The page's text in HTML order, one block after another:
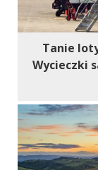
Tanie
Wycieczki